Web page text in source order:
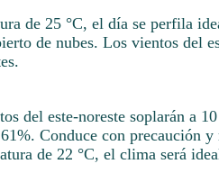
de 25 °C, el día se perfila
de nubes. Los vientos del
del este-noreste soplarán a
Conduce con precaución
de 22 °C, el clima será